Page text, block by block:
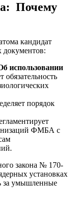
Почему
кандидат
документов:
использовании
обязательность
порядок
ФМБА с
закона № 170-
установках
за умышленные